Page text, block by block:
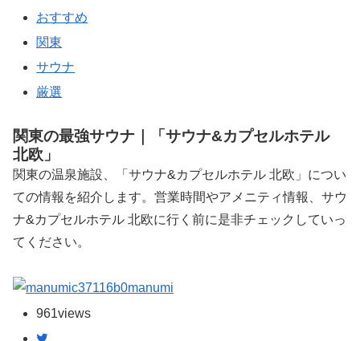
おすすめ
関東
サウナ
厳選
関東の最強サウナ｜「サウナ&カプセルホテル
北欧」
関東の温泉施設、「サウナ&カプセルホテル 北欧」につい
ての情報を紹介します。営業時間やアメニティ情報、サウ
ナ&カプセルホテル 北欧に行く前に是非チェックしていっ
てください。
manumi
961views